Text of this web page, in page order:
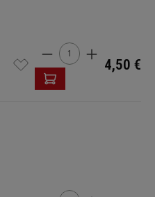
Produkt Anzahl:
4,50 €